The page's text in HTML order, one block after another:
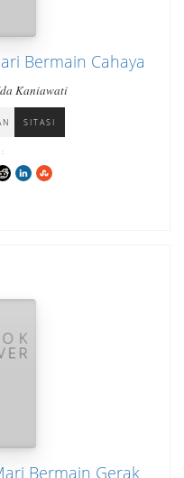
Untuk Pemula 6 Mari Bermain Cahaya
Kaniawati
SITASI
Bermain Gerak